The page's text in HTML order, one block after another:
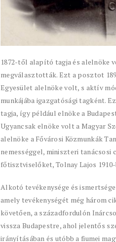
1872-től alapító tagja és alelnöke
megválasztották. Ezt a posztot
Egyesület alelnöke volt, s aktív
munkájába igazgatósági tagként.
tagja, így például elnöke a
Ugyancsak elnöke volt a Magyar
alelnöke a Fővárosi Közmunkák
nemességgel, miniszteri
főtisztviselőket, Tolnay Lajos
Alkotó tevékenysége és
amely tevékenységét még három
követően, a századfordulón
vissza Budapestre, ahol jelentős
irányításában és utóbb a fiumei